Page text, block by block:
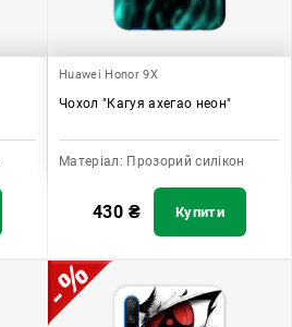
Huawei Honor 9X
Чохол "Кагуя ахегао неон"
Матеріал: Прозорий силікон
430 ₴ Купити